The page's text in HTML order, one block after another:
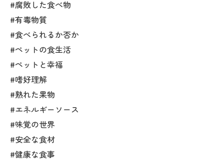
#腐敗した食べ物
#有毒物質
#食べられるか否か
#ペットの食生活
#ペットと幸福
#嗜好理解
#熟れた果物
#エネルギーソース
#味覚の世界
#安全な食材
#健康な食事